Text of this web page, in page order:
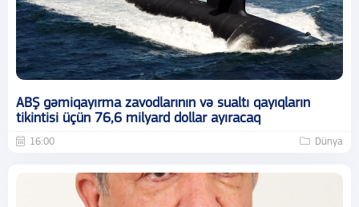
ABŞ gəmiqayırma zavodlarının və sualtı qayıqların
tikintisi üçün 76,6 milyard dollar ayıracaq
16:00 Dünya